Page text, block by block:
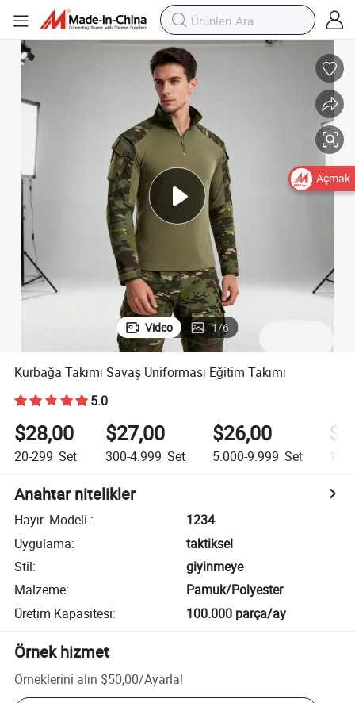
Video 1/6
Kurbağa Takımı Savaş Üniforması Eğitim Takımı
5.0
$28,00
20-299 Set
$27,00
300-4.999 Set
$26,00
5.000-9.999 Set
Anahtar nitelikler
Hayır. Modeli.:
1234
Uygulama:
taktiksel
Stil:
giyinmeye
Malzeme:
Pamuk/Polyester
Üretim Kapasitesi: 100.000 parça/ay
Örnek hizmet
Örneklerini alın $50,00/Ayarla!
Açmak